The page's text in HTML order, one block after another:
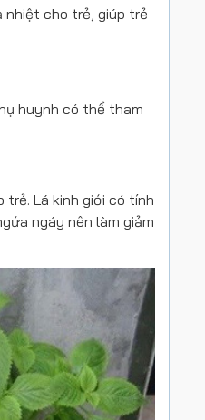
nhiệt cho trẻ, giúp trẻ
huynh có thể tham
Lá kinh giới có tính
ngáy nên làm giảm